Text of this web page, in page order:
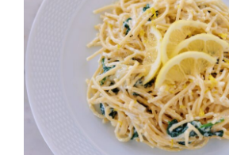
ts
A
p
p
re
st
l
re